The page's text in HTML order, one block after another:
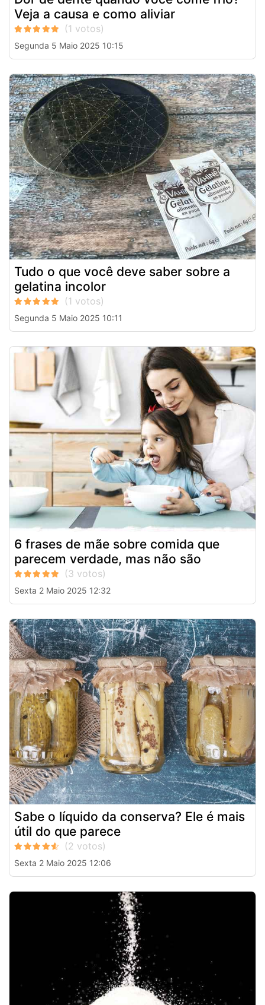
Veja a causa e como aliviar
Segunda 5 Maio 2025 10:15
Tudo o que você deve saber sobre a
gelatina incolor
Segunda 5 Maio 2025 10:11
6 frases de mãe sobre comida que
parecem verdade, mas não são
Sexta 2 Maio 2025 12:32
Sabe o líquido da conserva? Ele é mais
útil do que parece
Sexta 2 Maio 2025 12:06